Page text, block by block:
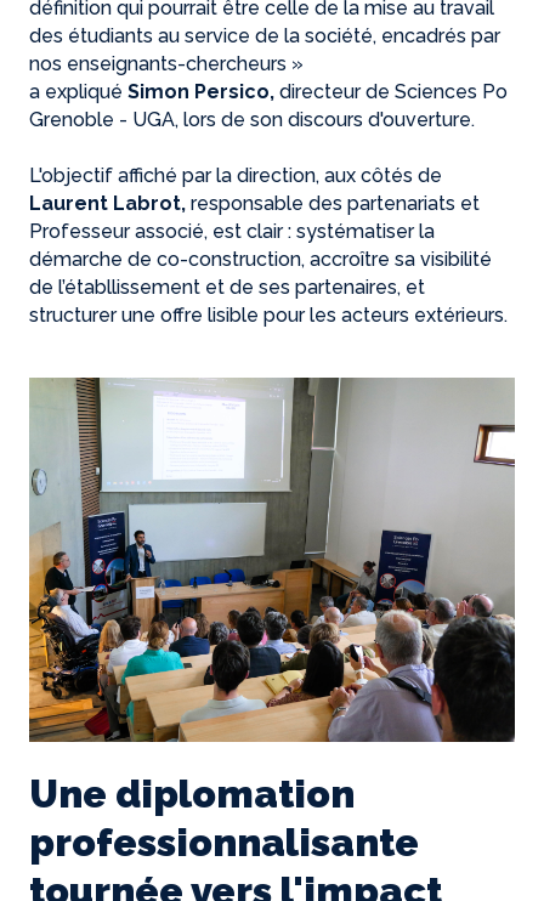
définition qui pourrait être celle de la mise au travail
des étudiants au service de la société, encadrés par
nos enseignants-chercheurs »
a expliqué Simon Persico, directeur de Sciences Po
Grenoble - UGA, lors de son discours d'ouverture.
L'objectif affiché par la direction, aux côtés de
Laurent Labrot, responsable des partenariats et
Professeur associé, est clair : systématiser la
démarche de co-construction, accroître sa visibilité
de l’établlissement et de ses partenaires, et
structurer une offre lisible pour les acteurs extérieurs.
Une diplomation
professionnalisante
tournée vers l'impact